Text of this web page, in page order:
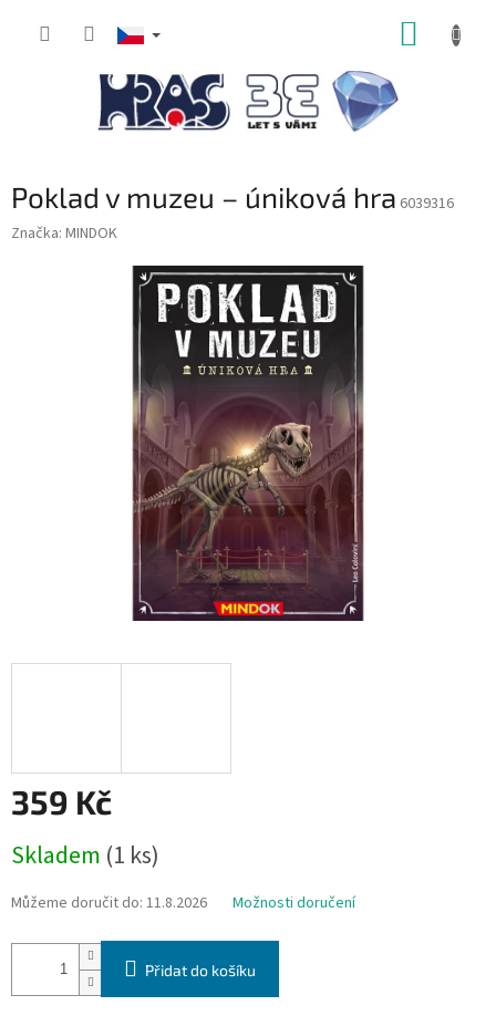
Poklad v muzeu – úniková hra 6039316
Značka: MINDOK
359 Kč
cena:
Skladem (1 ks)
Můžeme doručit do: 11.8.2026 Možnosti doručení
Přidat do košíku